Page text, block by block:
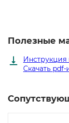
Полезные
Скачать